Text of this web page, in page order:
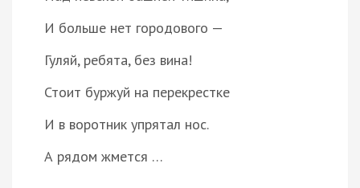
И больше нет городового —
Гуляй, ребята, без вина!
Стоит буржуй на перекрестке
И в воротник упрятал нос.
А рядом жмется …